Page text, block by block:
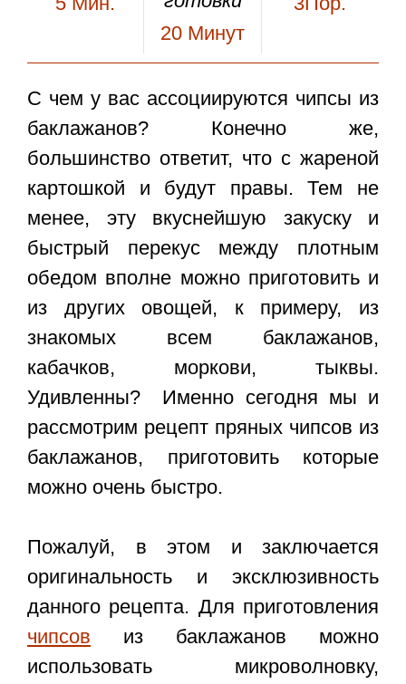
20 Минут
С чем у вас ассоциируются чипсы из
баклажанов? Конечно же,
большинство ответит, что с жареной
картошкой и будут правы. Тем не
менее, эту вкуснейшую закуску и
быстрый перекус между плотным
обедом вполне можно приготовить и
из других овощей, к примеру, из
знакомых всем баклажанов,
кабачков, моркови, тыквы.
Удивленны? Именно сегодня мы и
рассмотрим рецепт пряных чипсов из
баклажанов, приготовить которые
можно очень быстро.
Пожалуй, в этом и заключается
оригинальность и эксклюзивность
данного рецепта. Для приготовления
чипсов из баклажанов можно
использовать микроволновку,